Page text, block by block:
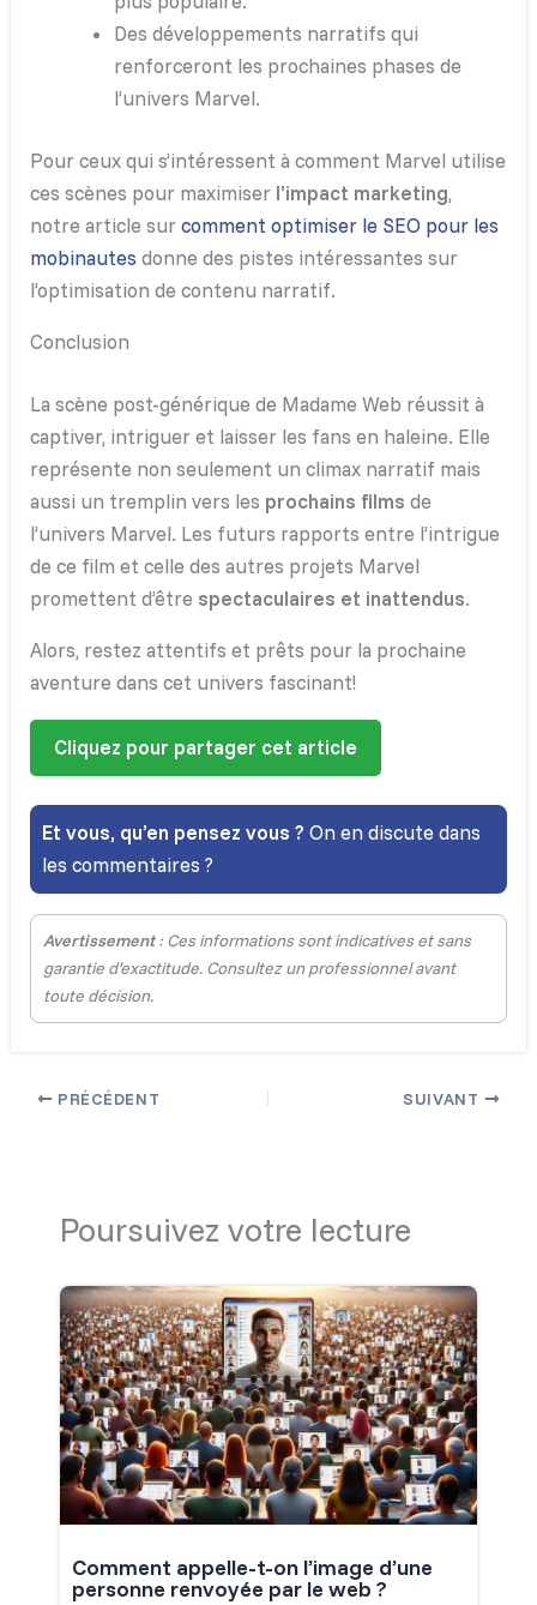
Des développements narratifs qui
renforceront les prochaines phases de
l’univers Marvel.
Pour ceux qui s’intéressent à comment Marvel utilise
ces scènes pour maximiser l’impact marketing,
notre article surcomment optimiser le SEO pour les
mobinautes donne des pistes intéressantes sur
l’optimisation de contenu narratif.
Conclusion
La scène post-générique de Madame Web réussit à
captiver, intriguer et laisser les fans en haleine. Elle
représente non seulement un climax narratif mais
aussi un tremplin vers les prochains films de
l’univers Marvel. Les futurs rapports entre l’intrigue
de ce film et celle des autres projets Marvel
promettent d’être spectaculaires et inattendus.
Alors, restez attentifs et prêts pour la prochaine
aventure dans cet univers fascinant!
Cliquez pour partager cet article
Et vous, qu’en pensez vous ? On en discute dans
les commentaires ?
Avertissement: Ces informations sont indicatives et sans
garantie d’exactitude. Consultez un professionnel avant
toute décision.
PRÉCÉDENT SUIVANT
Poursuivez votre lecture
Comment appelle-t-on l’image d’une
personne renvoyée par le web ?